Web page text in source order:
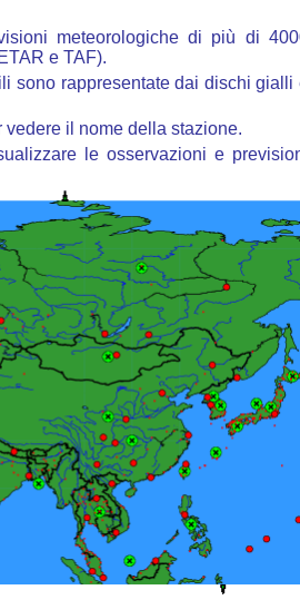
meteorologiche di più di
e TAF).
sono rappresentate dai dischi gialli
vedere il nome della stazione.
le osservazioni e